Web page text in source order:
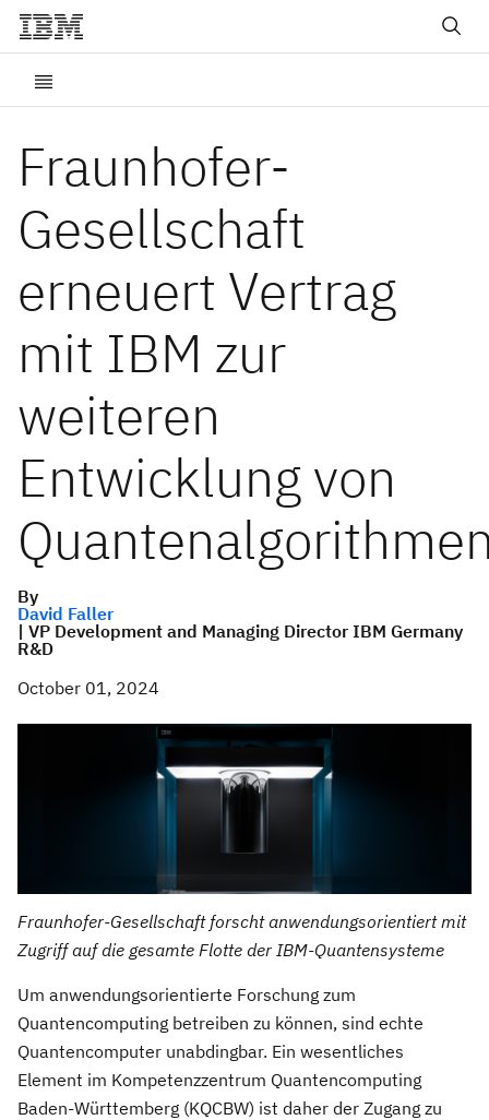
Fraunhofer-
Gesellschaft
erneuert Vertrag
mit IBM zur
weiteren
Entwicklung von
By
David Faller
| VP Development and Managing Director IBM Germany
R&D
October 01, 2024
Fraunhofer-Gesellschaft forscht anwendungsorientiert mit
Zugriff auf die gesamte Flotte der IBM-Quantensysteme
Um anwendungsorientierte Forschung zum
Quantencomputing betreiben zu können, sind echte
Quantencomputer unabdingbar. Ein wesentliches
Element im Kompetenzzentrum Quantencomputing
Baden-Württemberg (KQCBW) ist daher der Zugang zu